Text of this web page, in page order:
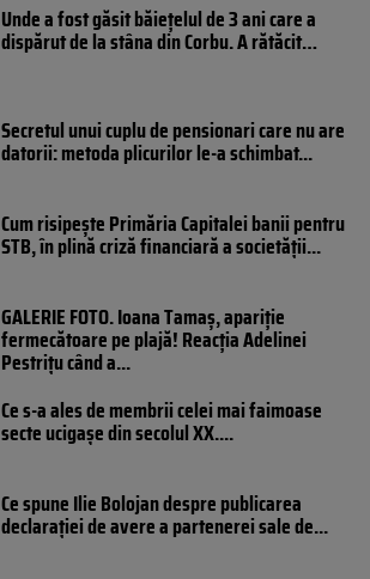
Unde a fost găsit băiețelul de 3 ani care a
dispărut de la stâna din Corbu. A rătăcit…
Secretul unui cuplu de pensionari care nu are
datorii: metoda plicurilor le-a schimbat...
Cum risipește Primăria Capitalei banii pentru
STB, în plină criză financiară a societății...
GALERIE FOTO. Ioana Tamaş, apariție
fermecătoare pe plajă! Reacția Adelinei
Pestrițu când a...
Ce s-a ales de membrii celei mai faimoase
secte ucigașe din secolul XX....
Ce spune Ilie Bolojan despre publicarea
declarației de avere a partenerei sale de...